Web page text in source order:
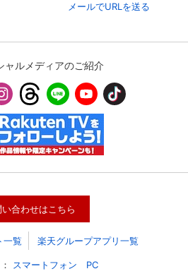
基本情報、本人連絡先、パスワード 、クレ
ジットカード情報の変更が可能です。
決済方法の変更が可能です。
メールでURLを送る
ャルメディアのご紹介
い合わせはこちら
一覧 楽天グループアプリ一覧
スマートフォン PC